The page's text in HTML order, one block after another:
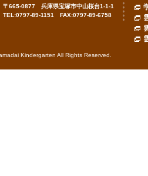
〒665-0877 兵庫県宝塚市中山桜台1-1-1
TEL:0797-89-1151 FAX:0797-89-6758
Kindergarten All Rights Reserved.